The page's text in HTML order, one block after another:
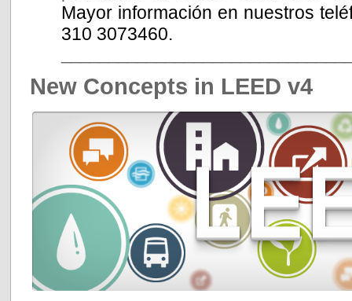
Mayor información en nuestros
310 3073460.
New Concepts in LEED v4